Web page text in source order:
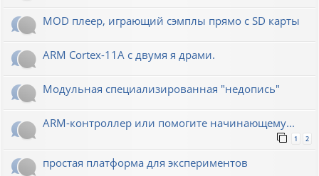
MOD плеер, играющий сэмплы прямо с SD карты
ARM Cortex-11A с двумя я драми.
Модульная специализированная "недопись"
ARM-контроллер или помогите начинающему...
1 2
простая платформа для экспериментов